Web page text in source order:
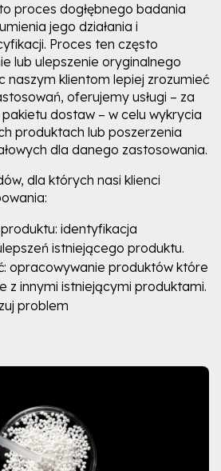
proces dogłębnego badania
jego działania i
Proces ten często
lub ulepszenie oryginalnego
naszym klientom lepiej zrozumieć
oferujemy usługi – za
dostaw – w celu wykrycia
produktach lub poszerzenia
dla danego zastosowania.
dla których nasi klienci
identyfikacja
istniejącego produktu.
opracowywanie produktów które
z innymi istniejącymi produktami.
problem